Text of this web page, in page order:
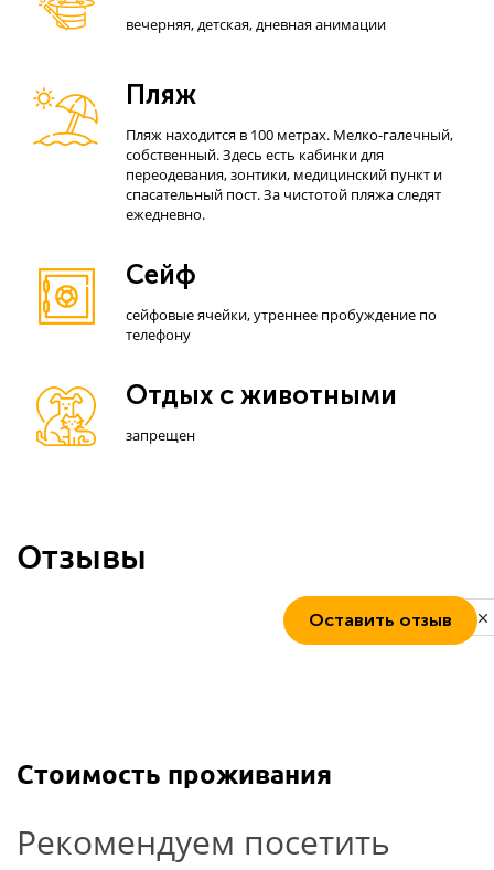
вечерняя, детская, дневная анимации
Пляж
Пляж находится в 100 метрах. Мелко-галечный,
собственный. Здесь есть кабинки для
переодевания, зонтики, медицинский пункт и
спасательный пост. За чистотой пляжа следят
ежедневно.
Сейф
сейфовые ячейки, утреннее пробуждение по
телефону
Отдых с животными
запрещен
Отзывы
Оставить отзыв
Стоимость проживания
Рекомендуем посетить
Privacy notice